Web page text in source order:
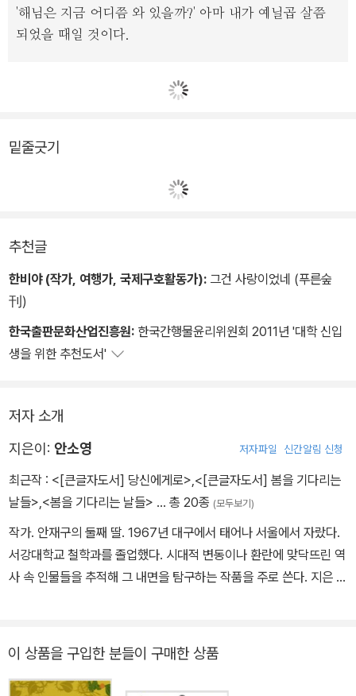
'해님은 지금 어디쯤 와 있을까?' 아마 내가 예닐곱 살쯤
되었을 때일 것이다.
밑줄긋기
추천글
한비야 (작가, 여행가, 국제구호활동가): 그건 사랑이었네 (푸른숲
刊)
한국출판문화산업진흥원: 한국간행물윤리위원회 2011년 '대학 신입
생을 위한 추천도서'
저자 소개
지은이: 안소영 저자파일 신간알림 신청
최근작 : <[큰글자도서] 당신에게로> <[큰글자도서] 봄을 기다리는
날들> <봄을 기다리는 날들> … 총 20종 (모두보기)
작가. 안재구의 둘째 딸. 1967년 대구에서 태어나 서울에서 자랐다.
서강대학교 철학과를 졸업했다. 시대적 변동이나 환란에 맞닥뜨린 역
사 속 인물들을 추적해 그 내면을 탐구하는 작품을 주로 쓴다. 지은 책
이 상품을 구입한 분들이 구매한 상품